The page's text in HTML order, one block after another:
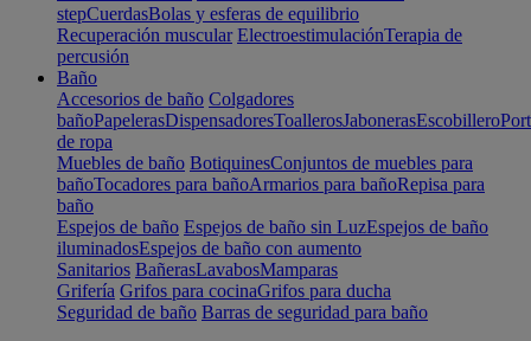
stepCuerdasBolas y esferas de equilibrio
Recuperación muscular ElectroestimulaciónTerapia de
percusión
Baño
Accesorios de baño Colgadores
bañoPapelerasDispensadoresToallerosJabonerasEscobillero
de ropa
Muebles de baño BotiquinesConjuntos de muebles para
bañoTocadores para bañoArmarios para bañoRepisa para
baño
Espejos de baño Espejos de baño sin LuzEspejos de baño
iluminadosEspejos de baño con aumento
Sanitarios BañerasLavabosMamparas
Grifería Grifos para cocinaGrifos para ducha
Seguridad de baño Barras de seguridad para baño